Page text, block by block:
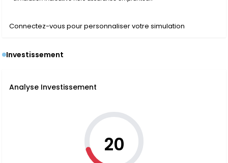
Connectez-vous pour personnaliser votre simulation
Investissement
Analyse Investissement
20